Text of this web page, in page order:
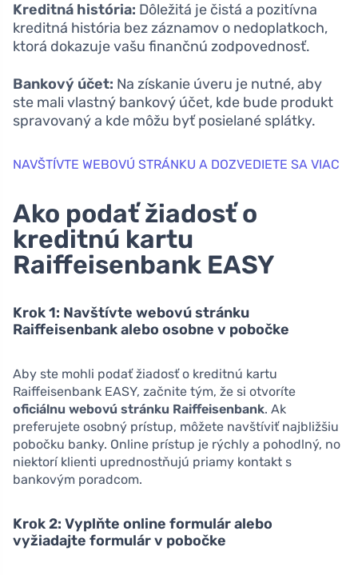
Kreditná história: Dôležitá je čistá a pozitívna
kreditná história bez záznamov o nedoplatkoch,
ktorá dokazuje vašu finančnú zodpovednosť.
Bankový účet: Na získanie úveru je nutné, aby
ste mali vlastný bankový účet, kde bude produkt
spravovaný a kde môžu byť posielané splátky.
NAVŠTÍVTE WEBOVÚ STRÁNKU A DOZVEDIETE SA VIAC
Ako podať žiadosť o
kreditnú kartu
Raiffeisenbank EASY
Krok 1: Navštívte webovú stránku
Raiffeisenbank alebo osobne v pobočke
Aby ste mohli podať žiadosť o kreditnú kartu
Raiffeisenbank EASY, začnite tým, že si otvoríte
oficiálnu webovú stránku Raiffeisenbank. Ak
preferujete osobný prístup, môžete navštíviť najbližšiu
pobočku banky. Online prístup je rýchly a pohodlný, no
niektorí klienti uprednostňujú priamy kontakt s
bankovým poradcom.
Krok 2: Vyplňte online formulár alebo
vyžiadajte formulár v pobočke